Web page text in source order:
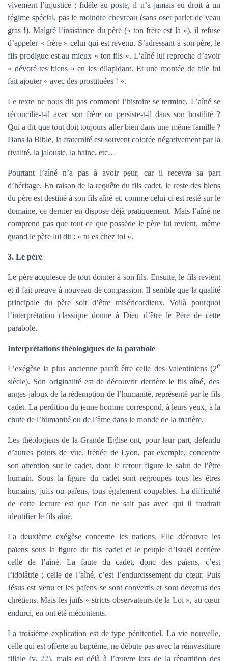
vivement l’injustice : fidèle au poste, il n’a jamais eu droit à un
régime spécial, pas le moindre chevreau (sans oser parler de veau
gras !). Malgré l’insistance du père (« ton frère est là »), il refuse
d’appeler « frère » celui qui est revenu. S’adressant à son père, le
fils prodigue est au mieux « ton fils ». L’aîné lui reproche d’avoir
« dévoré tes biens » en les dilapidant. Et une montée de bile lui
fait ajouter « avec des prostituées ! ».
Le texte ne nous dit pas comment l’histoire se termine. L’aîné se
réconcilie-t-il avec son frère ou persiste-t-il dans son hostilité ?
Qui a dit que tout doit toujours aller bien dans une même famille ?
Dans la Bible, la fraternité est souvent colorée négativement par la
rivalité, la jalousie, la haine, etc…
Pourtant l’aîné n’a pas à avoir peur, car il recevra sa part
d’héritage. En raison de la requête du fils cadet, le reste des biens
du père est destiné à son fils aîné et, comme celui-ci est resté sur le
domaine, ce dernier en dispose déjà pratiquement. Mais l’aîné ne
comprend pas que tout ce que possède le père lui revient, même
quand le père lui dit : « tu es chez toi ».
3. Le père
Le père acquiesce de tout donner à son fils. Ensuite, le fils revient
et il fait preuve à nouveau de compassion. Il semble que la qualité
principale du père soit d’être miséricordieux. Voilà pourquoi
l’interprétation classique donne à Dieu d’être le Père de cette
parabole.
Interprétations théologiques de la parabole
L’exégèse la plus ancienne paraît être celle des Valentiniens (2e
siècle). Son originalité est de découvrir derrière le fils aîné, des
anges jaloux de la rédemption de l’humanité, représenté par le fils
cadet. La perdition du jeune homme correspond, à leurs yeux, à la
chute de l’humanité ou de l’âme dans le monde de la matière.
Les théologiens de la Grande Eglise ont, pour leur part, défendu
d’autres points de vue. Irénée de Lyon, par exemple, concentre
son attention sur le cadet, dont le retour figure le salut de l’être
humain. Sous la figure du cadet sont regroupés tous les êtres
humains, juifs ou païens, tous également coupables. La difficulté
de cette lecture est que l’on ne sait pas avec qui il faudrait
identifier le fils aîné.
La deuxième exégèse concerne les nations. Elle découvre les
païens sous la figure du fils cadet et le peuple d’Israël derrière
celle de l’aîné. La faute du cadet, donc des païens, c’est
l’idolâtrie ; celle de l’aîné, c’est l’endurcissement du cœur. Puis
Jésus est venu et les païens se sont convertis et sont devenus des
chrétiens. Mais les juifs « stricts observateurs de la Loi », au cœur
endurci, en ont été mécontents.
La troisième explication est de type pénitentiel. La vie nouvelle,
celle qui est offerte au baptême, ne débute pas avec la réinvestiture
filiale (v. 22), mais est déjà à l’œuvre lors de la répartition des